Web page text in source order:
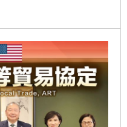
不疊加。對此，副總統